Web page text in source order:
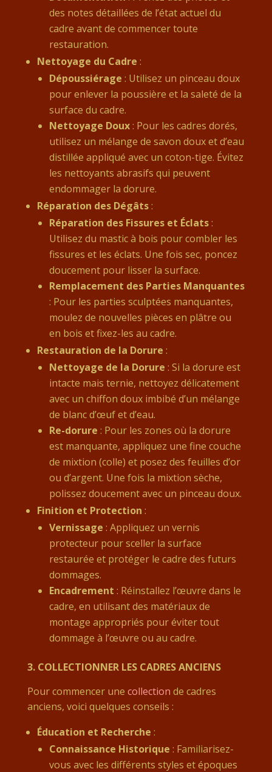
des notes détaillées de l’état actuel du
cadre avant de commencer toute
restauration.
Nettoyage du Cadre :
Dépoussiérage : Utilisez un pinceau doux
pour enlever la poussière et la saleté de la
surface du cadre.
Nettoyage Doux: Pour les cadres dorés,
utilisez un mélange de savon doux et d’eau
distillée appliqué avec un coton-tige. Évitez
les nettoyants abrasifs qui peuvent
endommager la dorure.
Réparation des Dégâts:
Réparation des Fissures et Éclats:
Utilisez du mastic à bois pour combler les
fissures et les éclats. Une fois sec, poncez
doucement pour lisser la surface.
Remplacement des Parties Manquantes
: Pour les parties sculptées manquantes,
moulez de nouvelles pièces en plâtre ou
en bois et fixez-les au cadre.
Restauration de la Dorure :
Nettoyage de la Dorure : Si la dorure est
intacte mais ternie, nettoyez délicatement
avec un chiffon doux imbibé d’un mélange
de blanc d’œuf et d’eau.
Re-dorure : Pour les zones où la dorure
est manquante, appliquez une fine couche
de mixtion (colle) et posez des feuilles d’or
ou d’argent. Une fois la mixtion sèche,
polissez doucement avec un pinceau doux.
Finition et Protection :
Vernissage : Appliquez un vernis
protecteur pour sceller la surface
restaurée et protéger le cadre des futurs
dommages.
Encadrement : Réinstallez l’œuvre dans le
cadre, en utilisant des matériaux de
montage appropriés pour éviter tout
dommage à l’œuvre ou au cadre.
3. COLLECTIONNER LES CADRES ANCIENS
Pour commencer une collection de cadres
anciens, voici quelques conseils :
Éducation et Recherche :
Connaissance Historique : Familiarisez-
vous avec les différents styles et époques